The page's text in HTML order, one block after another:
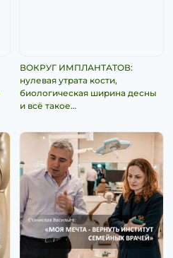
ВОКРУГ ИМПЛАНТАТОВ:
нулевая утрата кости,
биологическая ширина десны
и всё такое…